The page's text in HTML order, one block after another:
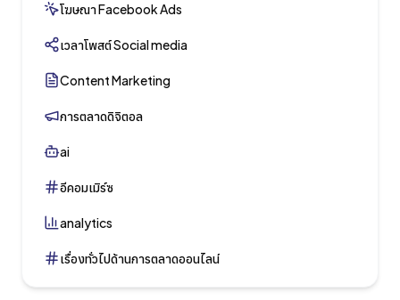
โฆษณา Facebook Ads
เวลาโพสต์ Social media
Content Marketing
การตลาดดิจิตอล
ai
อีคอมเมิร์ซ
analytics
เรื่องทั่วไปด้านการตลาดออนไลน์